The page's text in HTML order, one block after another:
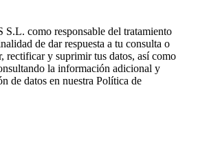
como responsable del tratamiento
de dar respuesta a tu consulta o
rectificar y suprimir tus datos, así como
la información adicional y
de datos en nuestra Política de